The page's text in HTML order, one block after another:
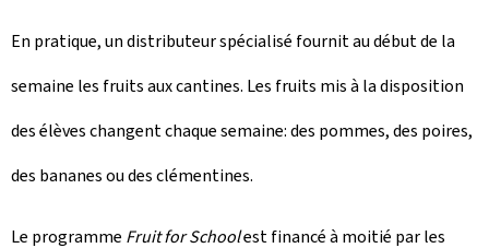
En pratique, un distributeur spécialisé fournit au début de la
semaine les fruits aux cantines. Les fruits mis à la disposition
des élèves changent chaque semaine: des pommes, des poires,
des bananes ou des clémentines.
Le programme Fruit for Schoolest financé à moitié par les